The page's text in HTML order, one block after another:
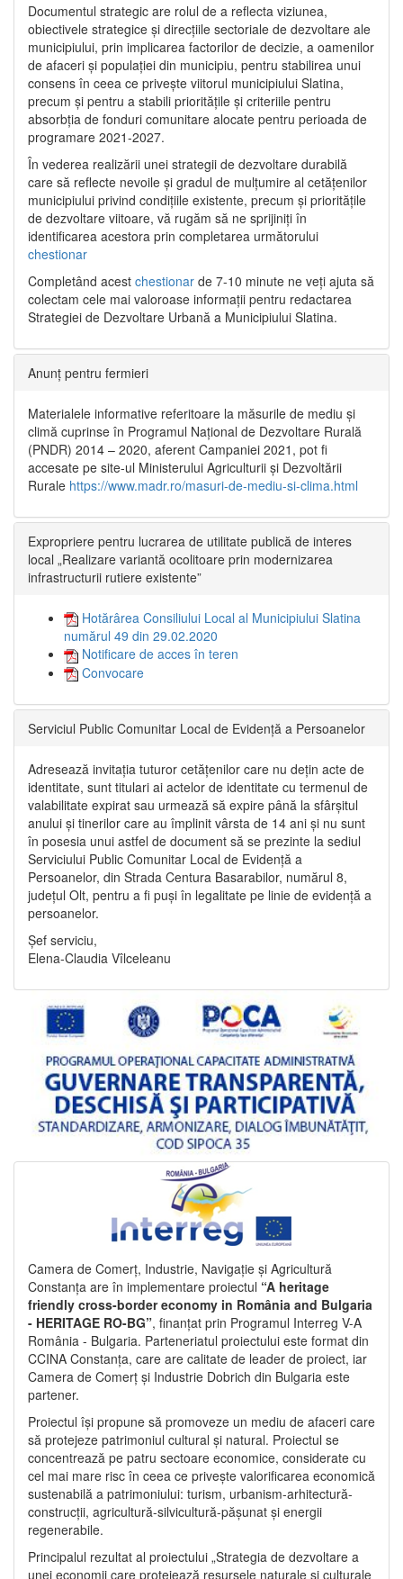
Documentul strategic are rolul de a reflecta viziunea,
obiectivele strategice și direcțiile sectoriale de dezvoltare ale
municipiului, prin implicarea factorilor de decizie, a oamenilor
de afaceri și populației din municipiu, pentru stabilirea unui
consens în ceea ce privește viitorul municipiului Slatina,
precum și pentru a stabili prioritățile și criteriile pentru
absorbția de fonduri comunitare alocate pentru perioada de
programare 2021-2027.
În vederea realizării unei strategii de dezvoltare durabilă
care să reflecte nevoile și gradul de mulțumire al cetățenilor
municipiului privind condițiile existente, precum și prioritățile
de dezvoltare viitoare, vă rugăm să ne sprijiniți în
identificarea acestora prin completarea următorului
chestionar
Completând acest chestionar de 7-10 minute ne veți ajuta să
colectam cele mai valoroase informații pentru redactarea
Strategiei de Dezvoltare Urbană a Municipiului Slatina.
Anunț pentru fermieri
Materialele informative referitoare la măsurile de mediu și
climă cuprinse în Programul Național de Dezvoltare Rurală
(PNDR) 2014 – 2020, aferent Campaniei 2021, pot fi
accesate pe site-ul Ministerului Agriculturii și Dezvoltării
Rurale https://www.madr.ro/masuri-de-mediu-si-clima.html
Expropriere pentru lucrarea de utilitate publică de interes
local „Realizare variantă ocolitoare prin modernizarea
infrastructurii rutiere existente”
Hotărârea Consiliului Local al Municipiului Slatina
numărul 49 din 29.02.2020
Notificare de acces în teren
Convocare
Serviciul Public Comunitar Local de Evidență a Persoanelor
Adresează invitația tuturor cetățenilor care nu dețin acte de
identitate, sunt titulari ai actelor de identitate cu termenul de
valabilitate expirat sau urmează să expire până la sfârșitul
anului și tinerilor care au împlinit vârsta de 14 ani și nu sunt
în posesia unui astfel de document să se prezinte la sediul
Serviciului Public Comunitar Local de Evidență a
Persoanelor, din Strada Centura Basarabilor, numărul 8,
județul Olt, pentru a fi puși în legalitate pe linie de evidență a
persoanelor.
Șef serviciu,
Elena-Claudia Vîlceleanu
Camera de Comerț, Industrie, Navigație și Agricultură
Constanța are în implementare proiectul “A heritage
friendly cross-border economy in România and Bulgaria
- HERITAGE RO-BG”, finanțat prin Programul Interreg V-A
România - Bulgaria. Parteneriatul proiectului este format din
CCINA Constanța, care are calitate de leader de proiect, iar
Camera de Comerț și Industrie Dobrich din Bulgaria este
partener.
Proiectul își propune să promoveze un mediu de afaceri care
să protejeze patrimoniul cultural și natural. Proiectul se
concentrează pe patru sectoare economice, considerate cu
cel mai mare risc în ceea ce privește valorificarea economică
sustenabilă a patrimoniului: turism, urbanism-arhitectură-
construcții, agricultură-silvicultură-pășunat și energii
regenerabile.
Principalul rezultat al proiectului „Strategia de dezvoltare a
unei economii care protejează resursele naturale și culturale